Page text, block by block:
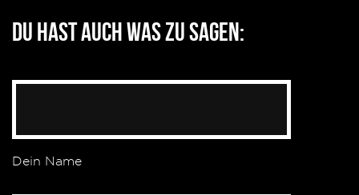
Du hast auch was zu sagen:
Dein Name